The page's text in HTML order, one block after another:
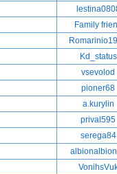
Family
Kd_status
vsevolod
pioner68
a.kurylin
prival595
serega84